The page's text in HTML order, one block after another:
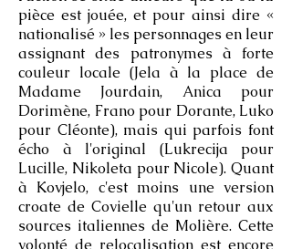
pièce est jouée, et pour ainsi dire «
nationalisé » les personnages en leur
assignant des patronymes à forte
couleur locale (Jela à la place de
Madame Jourdain, Anica pour
Dorimène, Frano pour Dorante, Luko
pour Cléonte), mais qui parfois font
écho à l'original (Lukrecija pour
Lucille, Nikoleta pour Nicole). Quant
à Kovjelo, c'est moins une version
croate de Covielle qu'un retour aux
sources italiennes de Molière. Cette
volonté de relocalisation est encore